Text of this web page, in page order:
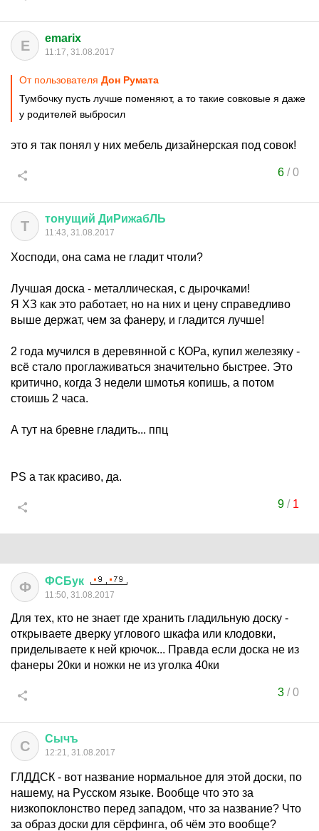
E emarix
11:17, 31.08.2017
От пользователя Дон Руматa
Тумбочку пусть лучше поменяют, а то такие совковые я даже
у родителей выбросил
это я так понял у них мебель дизайнерская под совок!
6/0
Т тонущий ДиРижабЛЬ
11:43, 31.08.2017
Хосподи, она сама не гладит чтоли?
Лучшая доска - металлическая, с дырочками!
Я ХЗ как это работает, но на них и цену справедливо
выше держат, чем за фанеру, и гладится лучше!
2 года мучился в деревянной с КОРа, купил железяку -
всё стало проглаживаться значительно быстрее. Это
критично, когда 3 недели шмотья копишь, а потом
стоишь 2 часа.
А тут на бревне гладить... ппц
PS а так красиво, да.
9/ 1
Ф ФСБук
11:50, 31.08.2017
Для тех, кто не знает где хранить гладильную доску -
открываете дверку углового шкафа или клодовки,
приделываете к ней крючок... Правда если доска не из
фанеры 20ки и ножки не из уголка 40ки
3/0
С Сычъ
12:21, 31.08.2017
ГЛДДСК - вот название нормальное для этой доски, по
нашему, на Русском языке. Вообще что это за
низкопоклонство перед западом, что за название? Что
за образ доски для сёрфинга, об чём это вообще?